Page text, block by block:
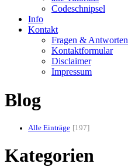
Codeschnipsel
Info
Kontakt
Fragen & Antworten
Kontaktformular
Disclaimer
Impressum
Blog
Alle Einträge 197
Kategorien